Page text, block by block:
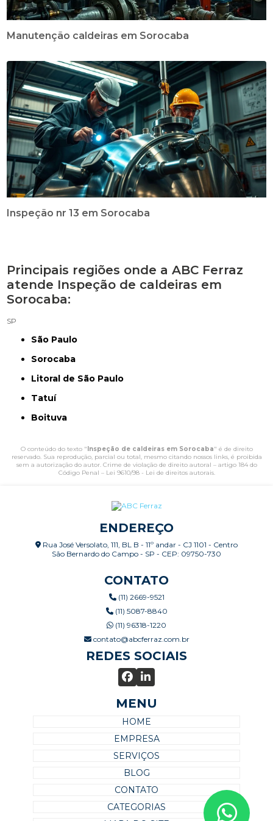
Manutenção caldeiras em Sorocaba
Inspeção nr 13 em Sorocaba
Principais regiões onde a ABC Ferraz
atende Inspeção de caldeiras em
Sorocaba:
SP
São Paulo
Sorocaba
Litoral de São Paulo
Tatuí
Boituva
O conteúdo do texto "Inspeção de caldeiras em Sorocaba" é de direito
reservado. Sua reprodução, parcial ou total, mesmo citando nossos links, é proibida
sem a autorização do autor. Crime de violação de direito autoral – artigo 184 do
Código Penal – Lei 9610/98 - Lei de direitos autorais.
ENDEREÇO
Rua José Versolato, 111, BL B - 11º andar - CJ 1101 - Centro
São Bernardo do Campo - SP - CEP: 09750-730
CONTATO
(11) 2669-9521
(11) 5087-8840
(11) 96318-1220
contato@abcferraz.com.br
REDES SOCIAIS
MENU
HOME
EMPRESA
SERVIÇOS
BLOG
CONTATO
CATEGORIAS